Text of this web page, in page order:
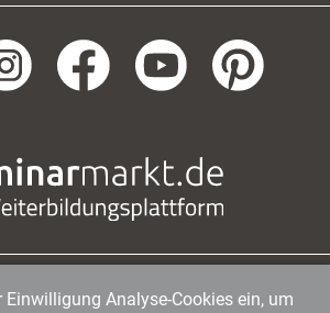
Verlags GmbH | Endenicher Str. 41
|
Einwilligung Analyse-Cookies ein, um